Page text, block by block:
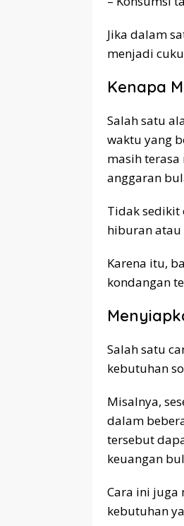
Jika dalam
menjadi
Kenapa
Salah satu
waktu yang
masih
anggaran
Tidak sedikit
hiburan atau
Karena itu,
kondangan
Salah satu
kebutuhan
Misalnya,
dalam
tersebut
keuangan
Cara ini
kebutuhan